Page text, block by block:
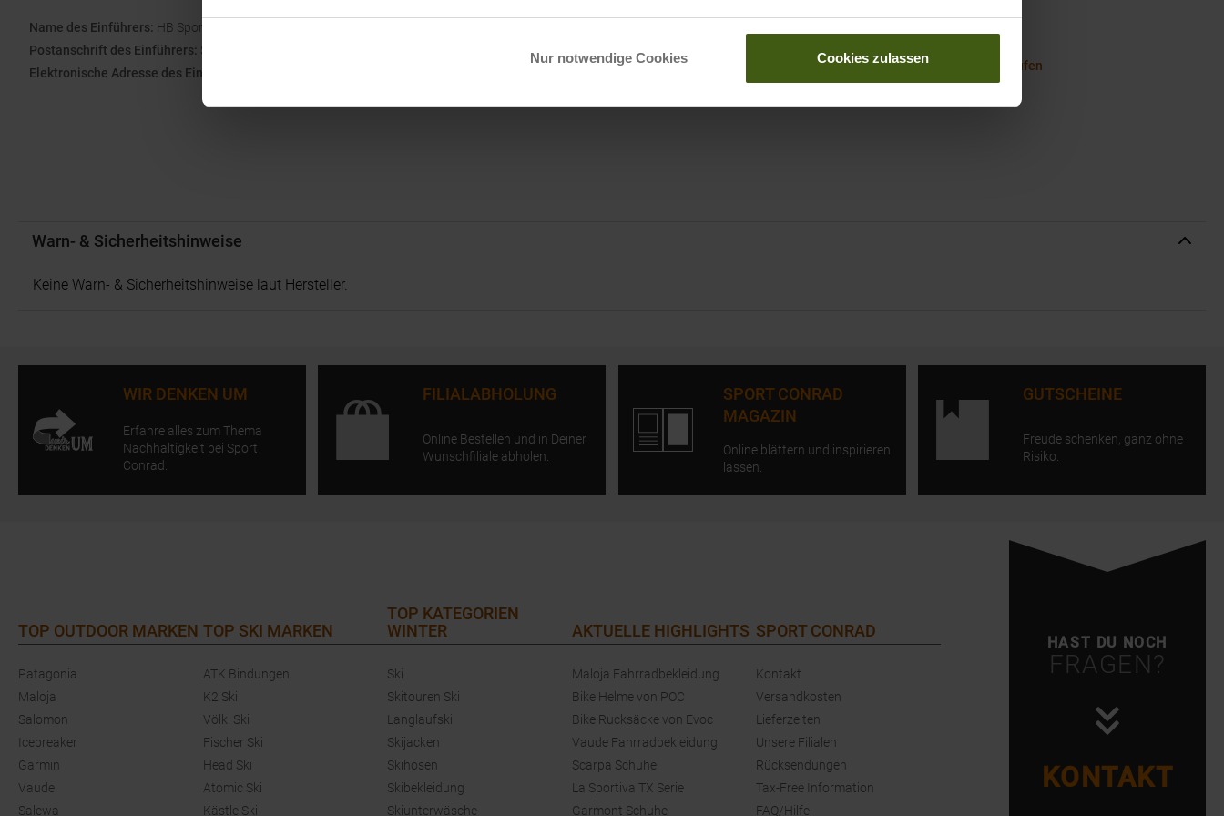
Nur notwendige Cookies Cookies zulassen
Name des Einführers: HB Sports B.V.
Postanschrift des Einführers: Stegemanweg 15 , 7418 HL Deventer
Elektronische Adresse des Einführers:
Trailrunning: Die richtige Ausrüstung
Trailrunning: Die Wahre Freiheit beim Laufen
Warn- & Sicherheitshinweise
Keine Warn- & Sicherheitshinweise laut Hersteller.
WIR DENKEN UM
Erfahre alles zum Thema
Nachhaltigkeit bei Sport
Conrad.
FILIALABHOLUNG
Online Bestellen und in Deiner
Wunschfiliale abholen.
SPORT CONRAD
MAGAZIN
Online blättern und inspirieren
lassen.
GUTSCHEINE
Freude schenken, ganz ohne
Risiko.
HAST DU NOCH
FRAGEN?
KONTAKT
TOP OUTDOOR MARKEN
Patagonia
Maloja
Salomon
Icebreaker
Garmin
Vaude
Salewa
TOP SKI MARKEN
ATK Bindungen
K2 Ski
Völkl Ski
Fischer Ski
Head Ski
Atomic Ski
Kästle Ski
TOP KATEGORIEN
WINTER
Ski
Skitouren Ski
Langlaufski
Skijacken
Skihosen
Skibekleidung
Skiunterwäsche
AKTUELLE HIGHLIGHTS
Maloja Fahrradbekleidung
Bike Helme von POC
Bike Rucksäcke von Evoc
Vaude Fahrradbekleidung
Scarpa Schuhe
La Sportiva TX Serie
Garmont Schuhe
SPORT CONRAD
Kontakt
Versandkosten
Lieferzeiten
Unsere Filialen
Rücksendungen
Tax-Free Information
FAQ/Hilfe